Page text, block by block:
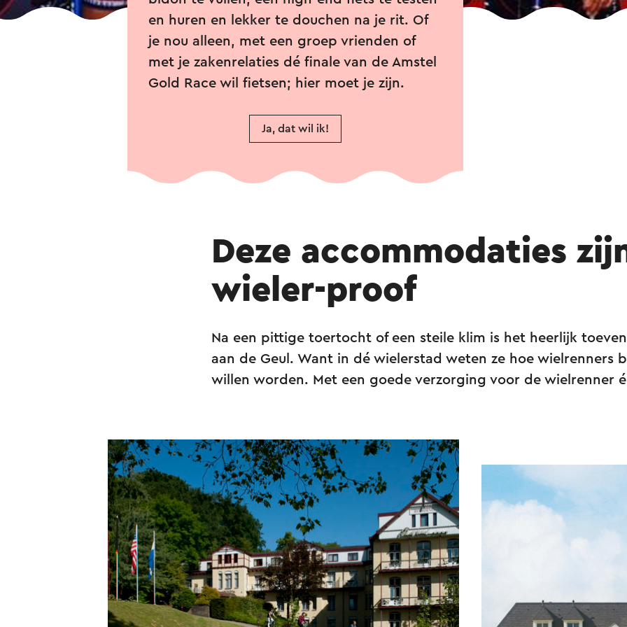
en huren en lekker te douchen na je rit. Of
je nou alleen, met een groep vrienden of
met je zakenrelaties dé finale van de Amstel
Gold Race wil fietsen; hier moet je zijn.
Ja, dat wil ik!
Deze accommodaties
wieler-proof
Na een pittige toertocht of een steile klim is het heerlijk
aan de Geul. Want in dé wielerstad weten ze hoe wielrenners
willen worden. Met een goede verzorging voor de wielrenner